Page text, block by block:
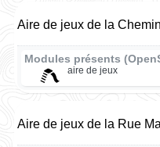
Aire de jeux de la
Modules présents
aire de jeux
Aire de jeux de la Rue